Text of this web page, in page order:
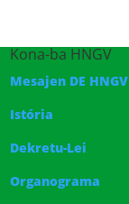
Kona-ba HNGV
Mesajen DE HNGV
Istória
Dekretu-Lei
Organograma